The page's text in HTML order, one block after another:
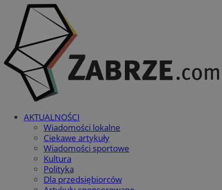
AKTUALNOŚCI
Wiadomości lokalne
Ciekawe artykuły
Wiadomości sportowe
Kultura
Polityka
Dla przedsiębiorców